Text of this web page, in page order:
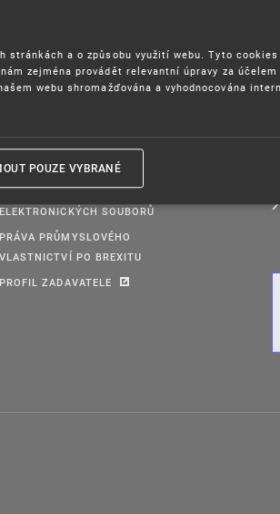
FORMULÁŘE
PRAVIDLA PRO PŘIJÍMÁNÍ
ELEKTRONICKÝCH SOUBORŮ
PRÁVA PRŮMYSLOVÉHO
VLASTNICTVÍ PO BREXITU
PROFIL ZADAVATELE
a o způsobu využití webu. Tyto cookies
zejména provádět relevantní úpravy za účelem
webu shromažďována a vyhodnocována
POUZE VYBRANÉ